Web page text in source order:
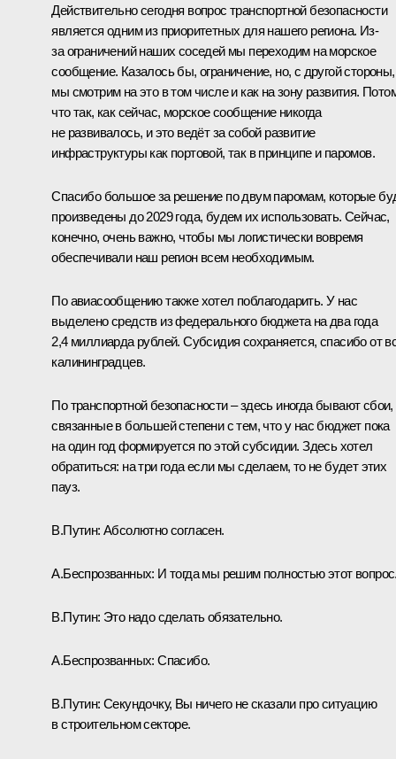
Действительно сегодня вопрос транспортной безопасности
является одним из приоритетных для нашего региона. Из-
за ограничений наших соседей мы переходим на морское
сообщение. Казалось бы, ограничение, но, с другой стороны,
мы смотрим на это в том числе и как на зону развития.
что так, как сейчас, морское сообщение никогда
не развивалось, и это ведёт за собой развитие
инфраструктуры как портовой, так в принципе и паромов.
Спасибо большое за решение по двум паромам, которые
произведены до 2029 года, будем их использовать. Сейчас,
конечно, очень важно, чтобы мы логистически вовремя
обеспечивали наш регион всем необходимым.
По авиасообщению также хотел поблагодарить. У нас
выделено средств из федерального бюджета на два года
2,4 миллиарда рублей. Субсидия сохраняется, спасибо от
калининградцев.
По транспортной безопасности – здесь иногда бывают сбои,
связанные в большей степени с тем, что у нас бюджет пока
на один год формируется по этой субсидии. Здесь хотел
обратиться: на три года если мы сделаем, то не будет этих
пауз.
В.Путин: Абсолютно согласен.
А.Беспрозванных: И тогда мы решим полностью этот
В.Путин: Это надо сделать обязательно.
А.Беспрозванных: Спасибо.
В.Путин: Секундочку, Вы ничего не сказали про ситуацию
в строительном секторе.